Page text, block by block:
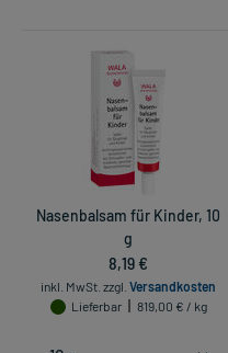
Nasenbalsam für Kinder, 10
g
8,19 €
inkl. MwSt. zzgl. Versandkosten
Lieferbar
819,00 € / kg